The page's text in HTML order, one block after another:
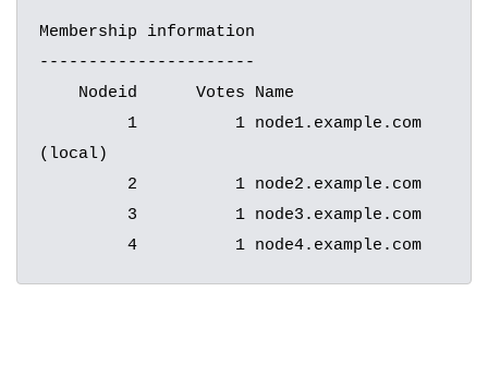
Membership information
----------------------
(local)